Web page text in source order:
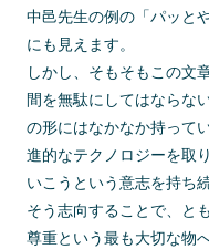
中邑先生の例の「パッと
にも見えます。
しかし、そもそもこの文
間を無駄にしてはならな
の形にはなかなか持って
進的なテクノロジーを取
いこうという意志を持ち
そう志向することで、と
尊重という最も大切な物